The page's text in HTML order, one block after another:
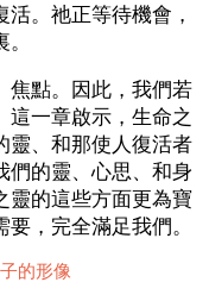
。祂正等待機會，
焦點。因此，我們若
這一章啟示，生命之
靈、和那使人復活者
們的靈、心思、和身
靈的這些方面更為寶
，完全滿足我們。
的形像